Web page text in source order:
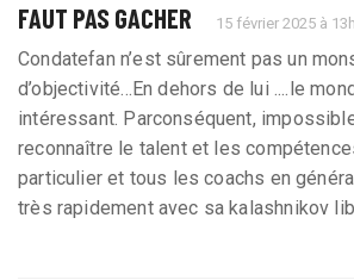
FAUT PAS GACHER 15 février 2025 à
Condatefan n’est sûrement pas un
d’objectivité...En dehors de lui ....le
intéressant. Parconséquent,
reconnaître le talent et les
particulier et tous les coachs en
très rapidement avec sa kalashnikov